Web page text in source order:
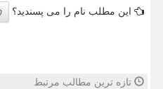
این مطلب نام را می پسندید؟
تازه ترین مطالب مرتبط